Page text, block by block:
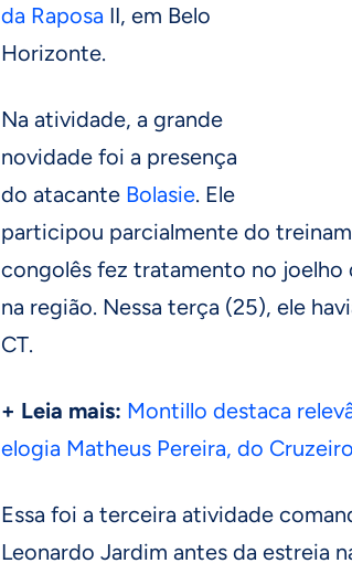
da Raposa II, em Belo
Horizonte.
Na atividade, a grande
novidade foi a presença
do atacante Bolasie. Ele
participou parcialmente do
congolês fez tratamento no joelho
na região. Nessa terça (25), ele
CT.
+ Leia mais: Montillo destaca
elogia Matheus Pereira, do Cruzeiro
Essa foi a terceira atividade
Leonardo Jardim antes da estreia